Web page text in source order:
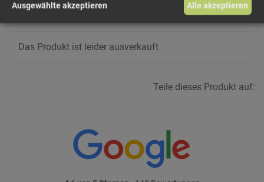
mehr Infos +
Das Produkt ist leider ausverkauft
Teile dieses Produkt auf:
Ausgewählte akzeptieren Alle akzeptieren